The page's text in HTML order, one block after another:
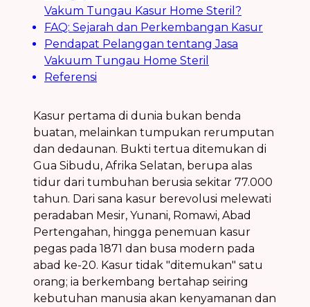
Vakum Tungau Kasur Home Steril?
FAQ: Sejarah dan Perkembangan Kasur
Pendapat Pelanggan tentang Jasa
Vakuum Tungau Home Steril
Referensi
Kasur pertama di dunia bukan benda
buatan, melainkan tumpukan rerumputan
dan dedaunan. Bukti tertua ditemukan di
Gua Sibudu, Afrika Selatan, berupa alas
tidur dari tumbuhan berusia sekitar 77.000
tahun. Dari sana kasur berevolusi melewati
peradaban Mesir, Yunani, Romawi, Abad
Pertengahan, hingga penemuan kasur
pegas pada 1871 dan busa modern pada
abad ke-20. Kasur tidak "ditemukan" satu
orang; ia berkembang bertahap seiring
kebutuhan manusia akan kenyamanan dan